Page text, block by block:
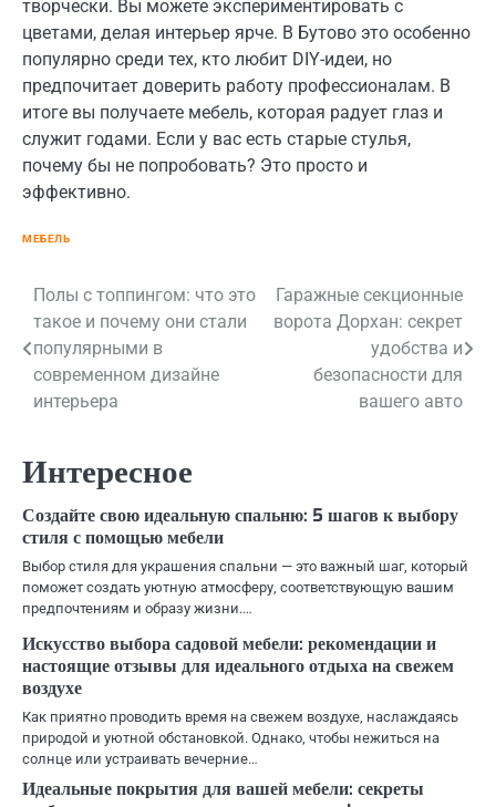
творчески. Вы можете экспериментировать с
цветами, делая интерьер ярче. В Бутово это особенно
популярно среди тех, кто любит DIY-идеи, но
предпочитает доверить работу профессионалам. В
итоге вы получаете мебель, которая радует глаз и
служит годами. Если у вас есть старые стулья,
почему бы не попробовать? Это просто и
эффективно.
МЕБЕЛЬ
Навигация
по
записям
Полы с топпингом: что это
такое и почему они стали
популярными в
современном дизайне
интерьера
Гаражные секционные
ворота Дорхан: секрет
удобства и
безопасности для
вашего авто
Интересное
Создайте свою идеальную спальню: 5 шагов к выбору
стиля с помощью мебели
Выбор стиля для украшения спальни — это важный шаг, который
поможет создать уютную атмосферу, соответствующую вашим
предпочтениям и образу жизни.…
Искусство выбора садовой мебели: рекомендации и
настоящие отзывы для идеального отдыха на свежем
воздухе
Как приятно проводить время на свежем воздухе, наслаждаясь
природой и уютной обстановкой. Однако, чтобы нежиться на
солнце или устраивать вечерние…
Идеальные покрытия для вашей мебели: секреты